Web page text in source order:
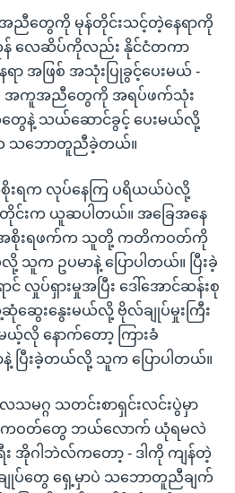
အညီတွေကို မုန်တိုင်းသင့်တဲ့နေရာကို
ကုန် လေဆိပ်ကိုလည်း နိုင်ငံတကာ
အဖြစ် အသုံးပြုခွင့်ပေးမယ် -
အကူအညီတွေကို အရပ်ဖက်သုံး
တွေနဲ့ သယ်ဆောင်ခွင့် ပေးမယ်လို့
က သဘောတူညီခဲ့တယ်။
အစိုးရက လုပ်နေကြ ပရိယယ်ပဲလို့
တိုင်းက ယူဆပါတယ်။ အခြေအနေ
စစ်အစိုးရဖက်က သူတို့ ကတိကဝတ်ကို
သူက ဥပမာနဲ့ ပြောပါတယ်။ ပြီးခဲ့
လှုပ်ရှားမှုအပြီး ဒေါ်အောင်ဆန်းစု
းနွေးမယ်လို့ ဗိုလ်ချုပ်မှုးကြီး
လို နောက်တော့ ကြားခံ
ပြီးခဲ့တယ်လို့ သူက ပြောပါတယ်။
မဂ္ဂ သတင်းစာရှင်းလင်းပွဲမှာ
တိကဝတ်တွေ ဘယ်လောက် ယုံရမလဲ
ရီး အိုဂါဘဲလ်ကတော့ - ဒါကို ကျန်တဲ့
ချုပ်တွေ ရှေ့မှာပဲ သဘောတူညီချက်